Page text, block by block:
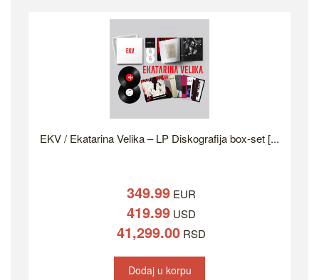
EKV / Ekatarina Velika – LP Diskografija box-set [...
349.99 EUR
419.99 USD
41,299.00 RSD
Dodaj u korpu